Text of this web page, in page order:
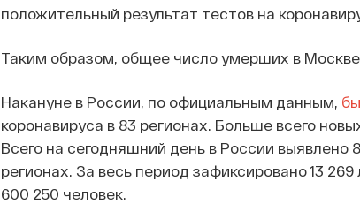
положительный результат тестов на
Таким образом, общее число умерших в Москве
Накануне в России, по официальным данным,
коронавируса в 83 регионах. Больше всего
Всего на сегодняшний день в России выявлено
регионах. За весь период зафиксировано 13
600 250 человек.